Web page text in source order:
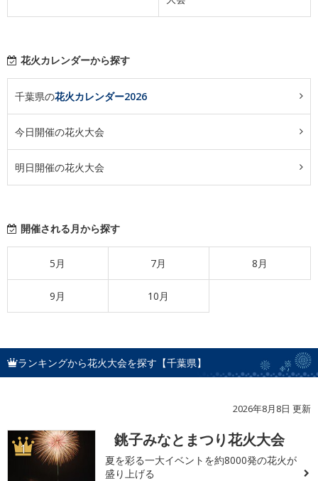
花火カレンダーから探す
千葉県の花火カレンダー2026
今日開催の花火大会
明日開催の花火大会
開催される月から探す
5月 7月 8月
9月 10月
ランキングから花火大会を探す【千葉県】
2026年8月8日 更新
1 銚子みなとまつり花火大会
夏を彩る一大イベントを約8000発の花火が
盛り上げる